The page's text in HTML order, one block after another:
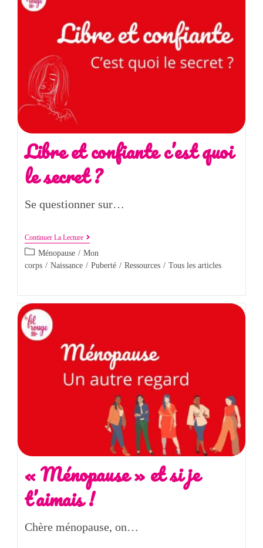
Libre et confiante c’est quoi
le secret ?
Se questionner sur…
Continuer La Lecture
Ménopause / Mon
corps / Naissance / Puberté / Ressources / Tous les articles
« Ménopause » et si je
t’aimais !
Chère ménopause, on…